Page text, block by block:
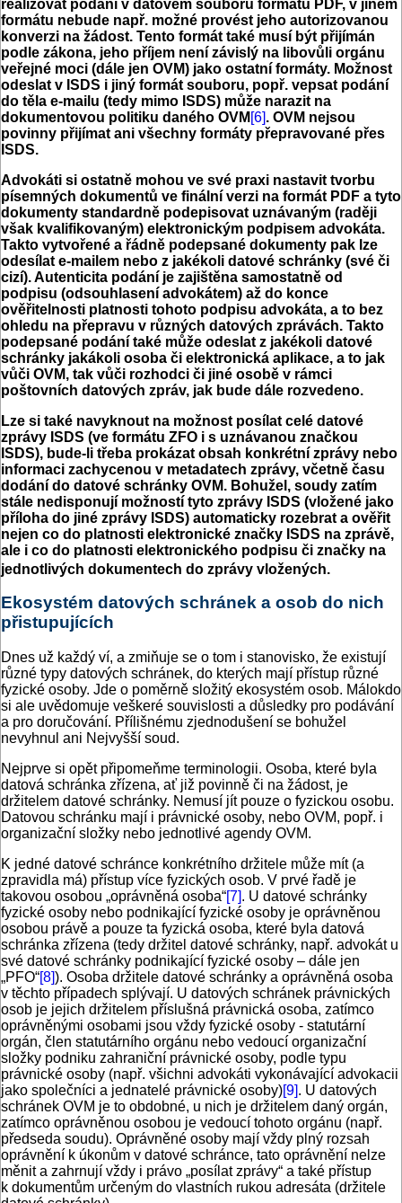
realizovat podání v datovém souboru formátu PDF, v jiném
formátu nebude např. možné provést jeho autorizovanou
konverzi na žádost. Tento formát také musí být přijímán
podle zákona, jeho příjem není závislý na libovůli orgánu
veřejné moci (dále jen OVM) jako ostatní formáty. Možnost
odeslat v ISDS i jiný formát souboru, popř. vepsat podání
do těla e-mailu (tedy mimo ISDS) může narazit na
dokumentovou politiku daného OVM [6]. OVM nejsou
povinny přijímat ani všechny formáty přepravované přes
ISDS.
Advokáti si ostatně mohou ve své praxi nastavit tvorbu
písemných dokumentů ve finální verzi na formát PDF a tyto
dokumenty standardně podepisovat uznávaným (raději
však kvalifikovaným) elektronickým podpisem advokáta.
Takto vytvořené a řádně podepsané dokumenty pak lze
odesílat e-mailem nebo z jakékoli datové schránky (své či
cizí). Autenticita podání je zajištěna samostatně od
podpisu (odsouhlasení advokátem) až do konce
ověřitelnosti platnosti tohoto podpisu advokáta, a to bez
ohledu na přepravu v různých datových zprávách. Takto
podepsané podání také může odeslat z jakékoli datové
schránky jakákoli osoba či elektronická aplikace, a to jak
vůči OVM, tak vůči rozhodci či jiné osobě v rámci
poštovních datových zpráv, jak bude dále rozvedeno.
Lze si také navyknout na možnost posílat celé datové
zprávy ISDS (ve formátu ZFO i s uznávanou značkou
ISDS), bude-li třeba prokázat obsah konkrétní zprávy nebo
informaci zachycenou v metadatech zprávy, včetně času
dodání do datové schránky OVM. Bohužel, soudy zatím
stále nedisponují možností tyto zprávy ISDS (vložené jako
příloha do jiné zprávy ISDS) automaticky rozebrat a ověřit
nejen co do platnosti elektronické značky ISDS na zprávě,
ale i co do platnosti elektronického podpisu či značky na
jednotlivých dokumentech do zprávy vložených.
Ekosystém datových schránek a osob do nich
přistupujících
Dnes už každý ví, a zmiňuje se o tom i stanovisko, že existují
různé typy datových schránek, do kterých mají přístup různé
fyzické osoby. Jde o poměrně složitý ekosystém osob. Málokdo
si ale uvědomuje veškeré souvislosti a důsledky pro podávání
a pro doručování. Přílišnému zjednodušení se bohužel
nevyhnul ani Nejvyšší soud.
Nejprve si opět připomeňme terminologii. Osoba, které byla
datová schránka zřízena, ať již povinně či na žádost, je
držitelem datové schránky. Nemusí jít pouze o fyzickou osobu.
Datovou schránku mají i právnické osoby, nebo OVM, popř. i
organizační složky nebo jednotlivé agendy OVM.
K jedné datové schránce konkrétního držitele může mít (a
zpravidla má) přístup více fyzických osob. V prvé řadě je
takovou osobou „oprávněná osoba“[7]. U datové schránky
fyzické osoby nebo podnikající fyzické osoby je oprávněnou
osobou právě a pouze ta fyzická osoba, které byla datová
schránka zřízena (tedy držitel datové schránky, např. advokát u
své datové schránky podnikající fyzické osoby – dále jen
„PFO“[8]). Osoba držitele datové schránky a oprávněná osoba
v těchto případech splývají. U datových schránek právnických
osob je jejich držitelem příslušná právnická osoba, zatímco
oprávněnými osobami jsou vždy fyzické osoby - statutární
orgán, člen statutárního orgánu nebo vedoucí organizační
složky podniku zahraniční právnické osoby, podle typu
právnické osoby (např. všichni advokáti vykonávající advokacii
jako společníci a jednatelé právnické osoby)[9]. U datových
schránek OVM je to obdobné, u nich je držitelem daný orgán,
zatímco oprávněnou osobou je vedoucí tohoto orgánu (např.
předseda soudu). Oprávněné osoby mají vždy plný rozsah
oprávnění k úkonům v datové schránce, tato oprávnění nelze
měnit a zahrnují vždy i právo „posílat zprávy“ a také přístup
k dokumentům určeným do vlastních rukou adresáta (držitele